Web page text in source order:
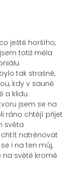
ještě horšího,
totiž měla
tak strašné,
kdy v sauně
a klidu
jsem se na
ráno chtějí přijet
světa
natrénovat
i na ten můj,
na světě kromě